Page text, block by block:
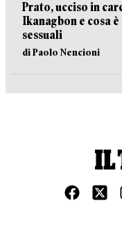
Prato, ucciso in
Ikanagbon e cosa
sessuali
di Paolo Nencioni